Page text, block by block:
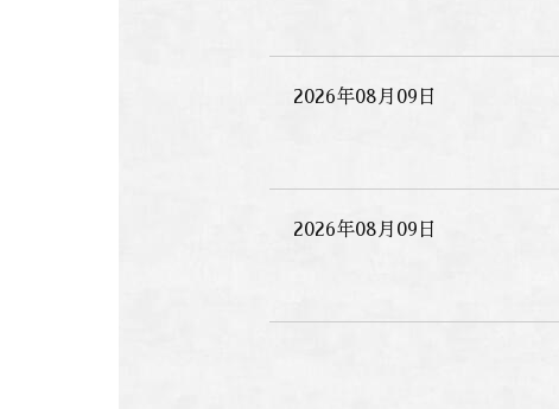
2026年08月09日
2026年08月09日